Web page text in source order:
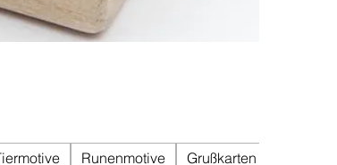
Runenmotive Grußkarten